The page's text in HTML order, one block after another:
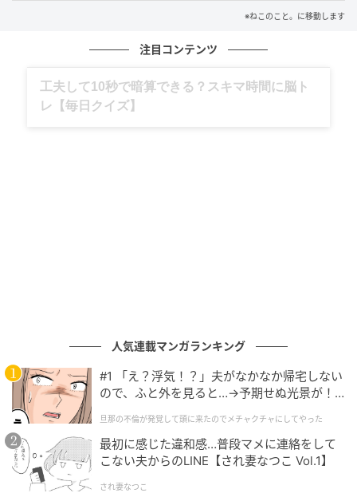
ムキムキ風の姿で
美味しそうにおやつを味わう様子は、
※ねこのこと。に移動します
注目コンテンツ
グルメ、ギャグ、子育て、旅行記……全部、読
めます。
人気連載マンガランキング
#1 「え？浮気！？」夫がなかなか帰宅しない
ので、ふと外を見ると…→予期せぬ光景が！
クチャにしてやった
旦那の不倫が発覚して頭に来たのでメチャクチャにしてやった
最初に感じた違和感…普段マメに連絡をして
こない夫からのLINE【され妻なつこ Vol.1】
され妻なつこ